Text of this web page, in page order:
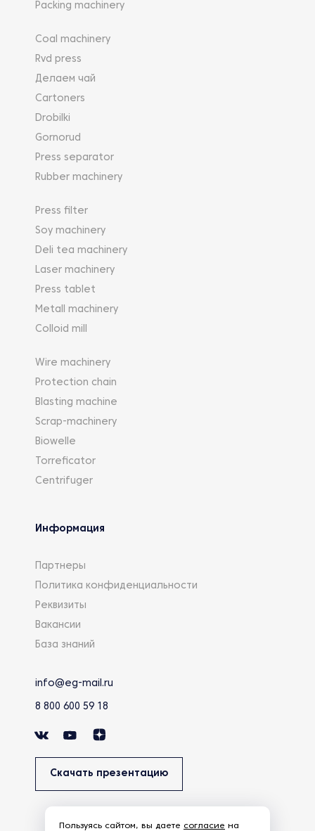
Packing machinery
Coal machinery
Rvd press
Делаем чай
Cartoners
Drobilki
Gornorud
Press separator
Rubber machinery
Press filter
Soy machinery
Deli tea machinery
Laser machinery
Press tablet
Metall machinery
Colloid mill
Wire machinery
Protection chain
Blasting machine
Scrap-machinery
Biowelle
Torreficator
Centrifuger
Информация
Партнеры
Политика конфиденциальности
Реквизиты
Вакансии
База знаний
info@eg-mail.ru
8 800 600 59 18
Скачать презентацию
Пользуясь сайтом, вы даете согласие на